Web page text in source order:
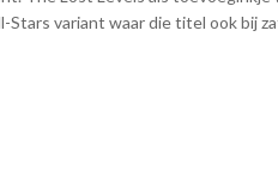
Stars variant waar die titel ook bij